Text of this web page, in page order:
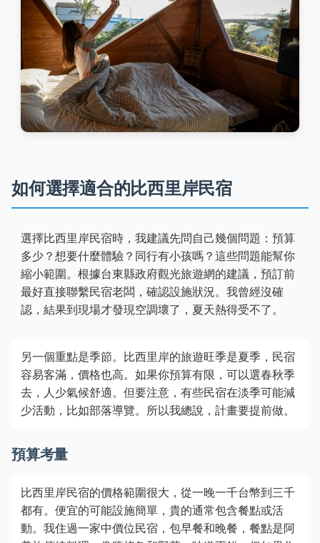
如何選擇適合的比西里岸民宿
選擇比西里岸民宿時，我建議先問自己幾個問題：預算
多少？想要什麼體驗？同行有小孩嗎？這些問題能幫你
縮小範圍。根據台東縣政府觀光旅遊網的建議，預訂前
最好直接聯繫民宿老闆，確認設施狀況。我曾經沒確
認，結果到現場才發現空調壞了，夏天熱得受不了。
另一個重點是季節。比西里岸的旅遊旺季是夏季，民宿
容易客滿，價格也高。如果你預算有限，可以選春秋季
去，人少氣候舒適。但要注意，有些民宿在淡季可能減
少活動，比如部落導覽。所以我總說，計畫要提前做。
預算考量
比西里岸民宿的價格範圍很大，從一晚一千台幣到三千
都有。便宜的可能設施簡單，貴的通常包含餐點或活
動。我住過一家中價位民宿，包早餐和晚餐，餐點是阿